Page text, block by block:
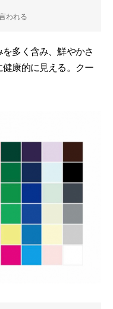
われる
多く含み、鮮やかさ
康的に見える。クー